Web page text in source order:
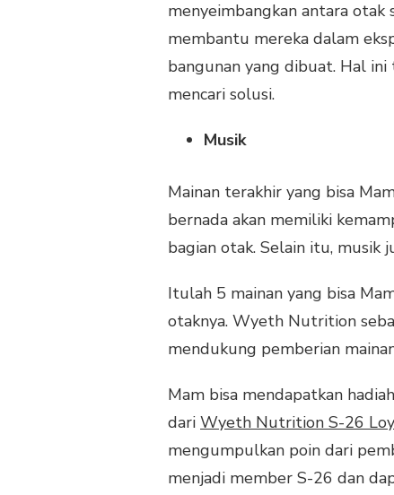
menyeimbangkan antara
membantu mereka dalam
bangunan yang dibuat. Hal
mencari solusi.
Musik
Mainan terakhir yang bisa
bernada akan memiliki
bagian otak. Selain itu, musik
Itulah 5 mainan yang bisa
otaknya. Wyeth Nutrition
mendukung pemberian
Mam bisa mendapatkan
dari Wyeth Nutrition S-26
mengumpulkan poin dari
menjadi member S-26 dan